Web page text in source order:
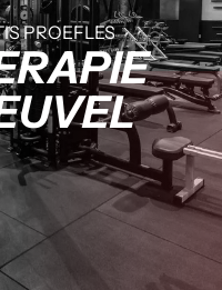
PROEFLES